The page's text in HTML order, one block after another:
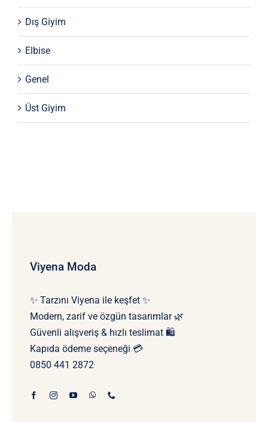
Dış Giyim
Elbise
Genel
Üst Giyim
Viyena Moda
✨ Tarzını Viyena ile keşfet ✨
Modern, zarif ve özgün tasarımlar 🌿
Güvenli alışveriş & hızlı teslimat 🛍️
Kapıda ödeme seçeneği 💳
0850 441 2872